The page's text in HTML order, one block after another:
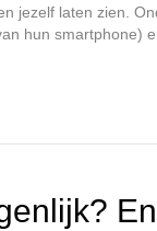
jezelf laten zien.
hun smartphone)